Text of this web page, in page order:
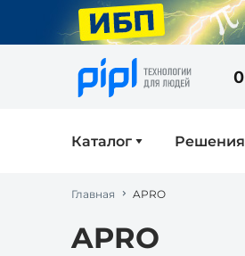
0
Каталог Решения
Главная APRO
APRO